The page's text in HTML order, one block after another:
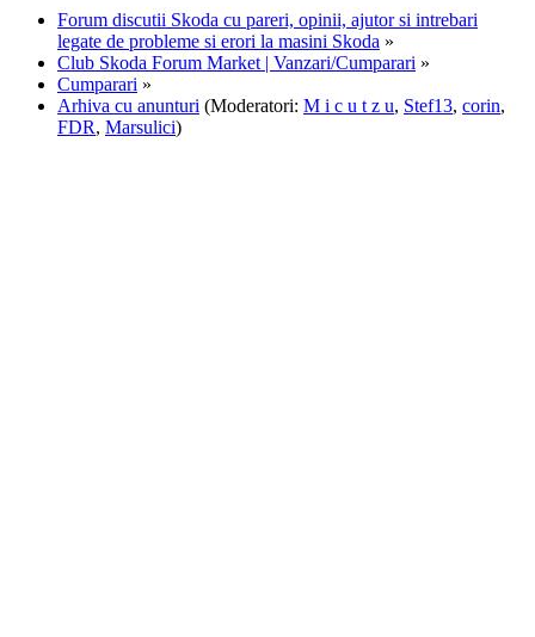
Forum discutii Skoda cu pareri, opinii, ajutor si intrebari
legate de probleme si erori la masini Skoda »
Club Skoda Forum Market | Vanzari/Cumparari »
Cumparari »
Arhiva cu anunturi (Moderatori: M i c u t z u, Stef13, corin,
FDR, Marsulici)